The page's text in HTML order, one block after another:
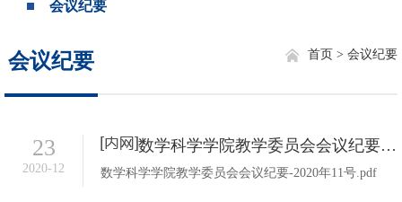
会议纪要
会议纪要 会议纪要
首页 >
23
2020-12
数学科学学院教学委员会会议纪要-2020年11号
数学科学学院教学委员会会议纪要-2020年11号.pdf